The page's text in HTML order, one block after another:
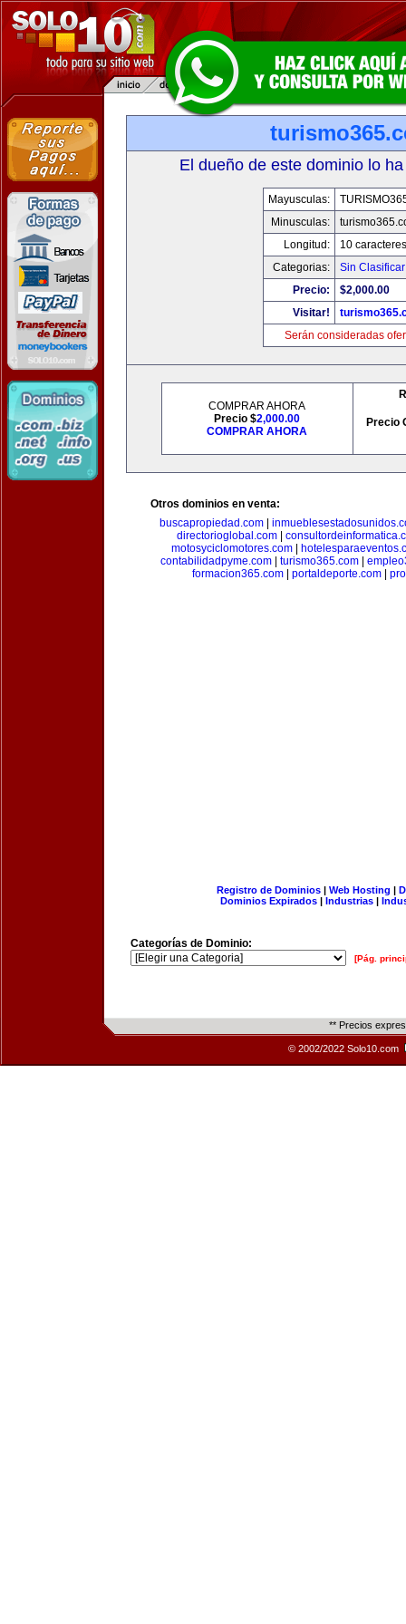
El dueño de este dominio lo
Mayusculas:
Minusculas:
Longitud:
10 caracteres
Categorias:
Sin Clasificar
Precio:
$2,000.00
Visitar!
Serán consideradas
COMPRAR AHORA
Precio $2,000.00
COMPRAR AHORA
Precio
Otros dominios en venta:
buscapropiedad.com
directorioglobal.com
motosyciclomotores.com|
contabilidadpyme.com| turismo365.com|
formacion365.com| portaldeporte.com|
Registro de Dominios| Web Hosting |
Dominios Expirados | Industrias |
Categorías de Dominio:
[Pág.
** Precios
© 2002/2022 Solo10.com